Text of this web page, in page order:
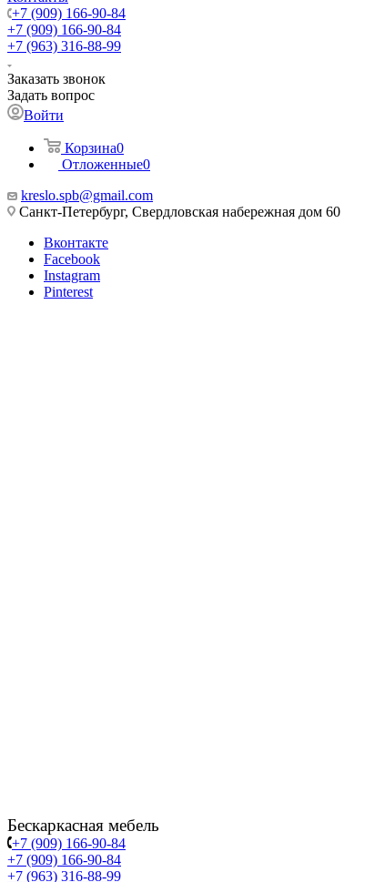
+7 (909) 166-90-84
+7 (909) 166-90-84
+7 (963) 316-88-99
Заказать звонок
Задать вопрос
Войти
Корзина0
Отложенные0
kreslo.spb@gmail.com
Санкт-Петербург, Свердловская набережная дом 60
Вконтакте
Facebook
Instagram
Pinterest
Бескаркасная мебель
+7 (909) 166-90-84
+7 (909) 166-90-84
+7 (963) 316-88-99